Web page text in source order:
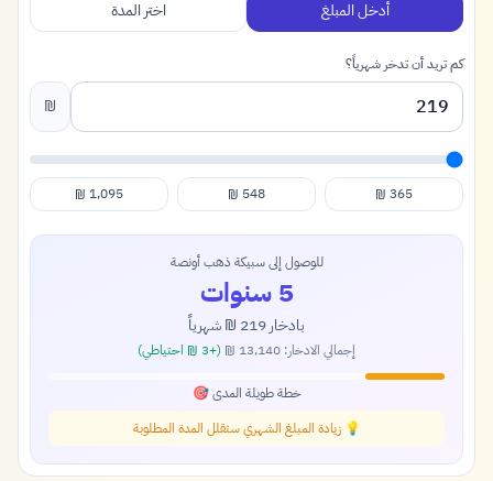
أدخل المبلغ اختر المدة
كم تريد أن تدخر شهرياً؟
₪
365
₪
548
₪
1,095
₪
للوصول إلى سبيكة ذهب أونصة
5 سنوات
بادخار219
₪شهرياً
إجمالي الادخار: 13,140
₪
(+
3
₪ احتياطي)
خطة طويلة المدى 🎯
💡 زيادة المبلغ الشهري ستقلل المدة المطلوبة